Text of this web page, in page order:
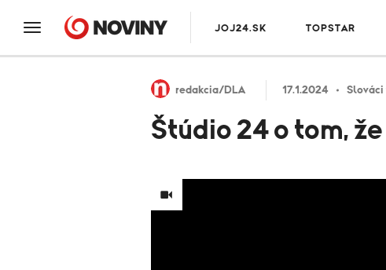
JOJ24.SK TOPSTAR
redakcia/DLA 17.1.2024 Slováci
Štúdio 24 o tom,